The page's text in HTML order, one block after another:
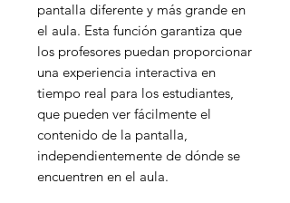
pantalla diferente y más grande en
el aula. Esta función garantiza que
los profesores puedan proporcionar
una experiencia interactiva en
tiempo real para los estudiantes,
que pueden ver fácilmente el
contenido de la pantalla,
independientemente de dónde se
encuentren en el aula.